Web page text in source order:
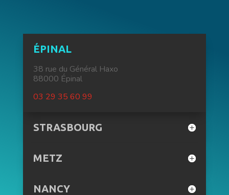
ÉPINAL
38 rue du Général Haxo
88000 Épinal
03 29 35 60 99
STRASBOURG
METZ
NANCY